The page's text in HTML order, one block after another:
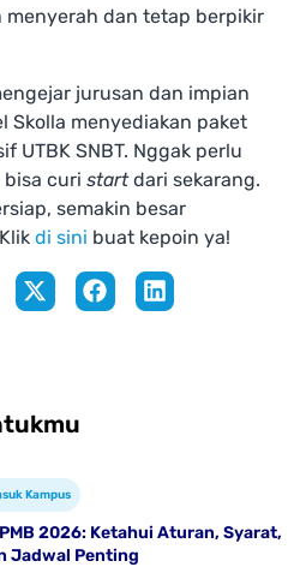
menyerah dan tetap berpikir
jurusan dan impian
Skolla menyediakan paket
UTBK SNBT. Nggak perlu
bisa curi startdari sekarang.
semakin besar
di sini buat kepoin ya!
Kampus
2026: Ketahui Aturan, Syarat,
Jadwal Penting